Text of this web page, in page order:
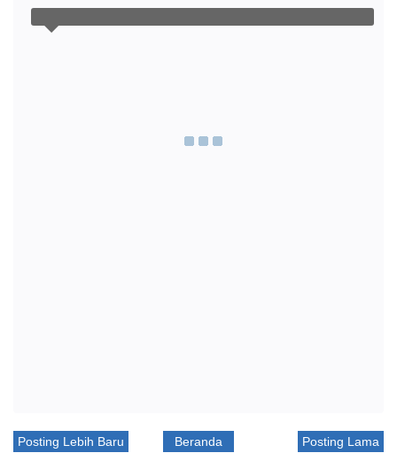
Posting Lebih Baru Posting Lama
Beranda